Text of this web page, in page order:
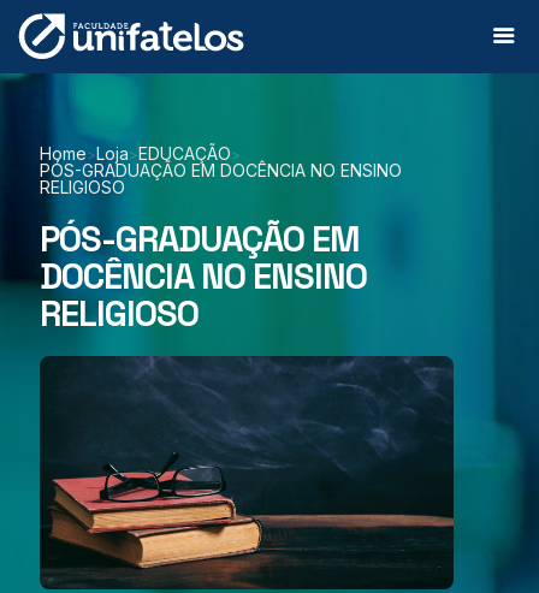
Home>Loja>EDUCAÇÃO>
PÓS-GRADUAÇÃO EM DOCÊNCIA NO ENSINO
RELIGIOSO
PÓS-GRADUAÇÃO EM
DOCÊNCIA NO ENSINO
RELIGIOSO